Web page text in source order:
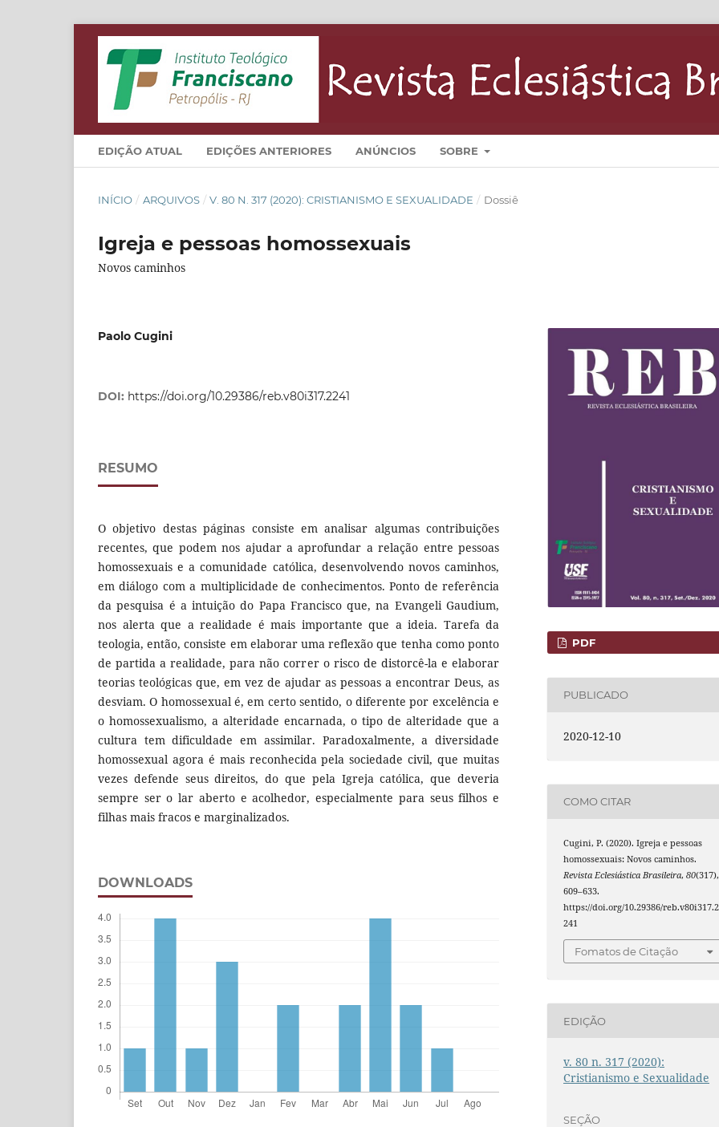
EDIÇÃO ATUAL EDIÇÕES ANTERIORES ANÚNCIOS SOBRE
INÍCIO / ARQUIVOS / V. 80 N. 317 (2020): CRISTIANISMO E SEXUALIDADE / Dossiê
Igreja e pessoas homossexuais
Novos caminhos
Paolo Cugini
DOI: https://doi.org/10.29386/reb.v80i317.2241
RESUMO
O objetivo destas páginas consiste em analisar algumas contribuições
recentes, que podem nos ajudar a aprofundar a relação entre pessoas
homossexuais e a comunidade católica, desenvolvendo novos caminhos,
em diálogo com a multiplicidade de conhecimentos. Ponto de referência
da pesquisa é a intuição do Papa Francisco que, na Evangeli Gaudium,
nos alerta que a realidade é mais importante que a ideia. Tarefa da
teologia, então, consiste em elaborar uma reflexão que tenha como ponto
de partida a realidade, para não correr o risco de distorcê-la e elaborar
teorias teológicas que, em vez de ajudar as pessoas a encontrar Deus, as
desviam. O homossexual é, em certo sentido, o diferente por excelência e
o homossexualismo, a alteridade encarnada, o tipo de alteridade que a
cultura tem dificuldade em assimilar. Paradoxalmente, a diversidade
homossexual agora é mais reconhecida pela sociedade civil, que muitas
vezes defende seus direitos, do que pela Igreja católica, que deveria
sempre ser o lar aberto e acolhedor, especialmente para seus filhos e
filhas mais fracos e marginalizados.
DOWNLOADS
PDF
PUBLICADO
2020-12-10
COMO CITAR
Cugini, P. (2020). Igreja e pessoas
homossexuais: Novos caminhos.
Revista Eclesiástica Brasileira,80(317),
609–633.
https://doi.org/10.29386/reb.v80i317.2
241
Fomatos de Citação
EDIÇÃO
v. 80 n. 317 (2020):
Cristianismo e Sexualidade
SEÇÃO